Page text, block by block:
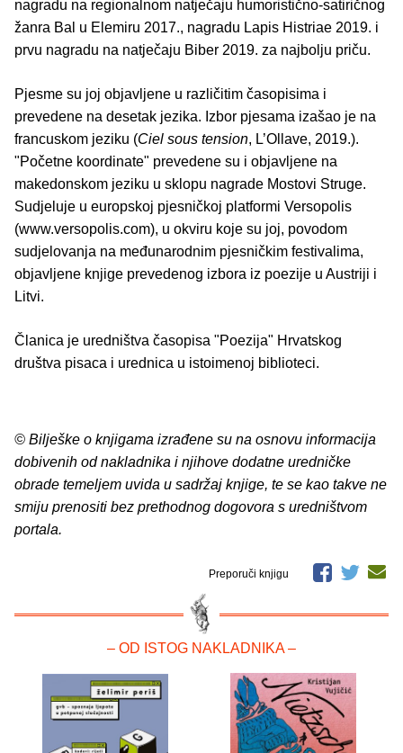
nagradu na regionalnom natječaju humoristično-satiričnog
žanra Bal u Elemiru 2017., nagradu Lapis Histriae 2019. i
prvu nagradu na natječaju Biber 2019. za najbolju priču.
Pjesme su joj objavljene u različitim časopisima i
prevedene na desetak jezika. Izbor pjesama izašao je na
francuskom jeziku (Ciel sous tension, L’Ollave, 2019.).
"Početne koordinate" prevedene su i objavljene na
makedonskom jeziku u sklopu nagrade Mostovi Struge.
Sudjeluje u europskoj pjesničkoj platformi Versopolis
(www.versopolis.com), u okviru koje su joj, povodom
sudjelovanja na međunarodnim pjesničkim festivalima,
objavljene knjige prevedenog izbora iz poezije u Austriji i
Litvi.
Članica je uredništva časopisa "Poezija" Hrvatskog
društva pisaca i urednica u istoimenoj biblioteci.
© Bilješke o knjigama izrađene su na osnovu informacija
dobivenih od nakladnika i njihove dodatne uredničke
obrade temeljem uvida u sadržaj knjige, te se kao takve ne
smiju prenositi bez prethodnog dogovora s uredništvom
portala.
Preporuči knjigu
– OD ISTOG NAKLADNIKA –